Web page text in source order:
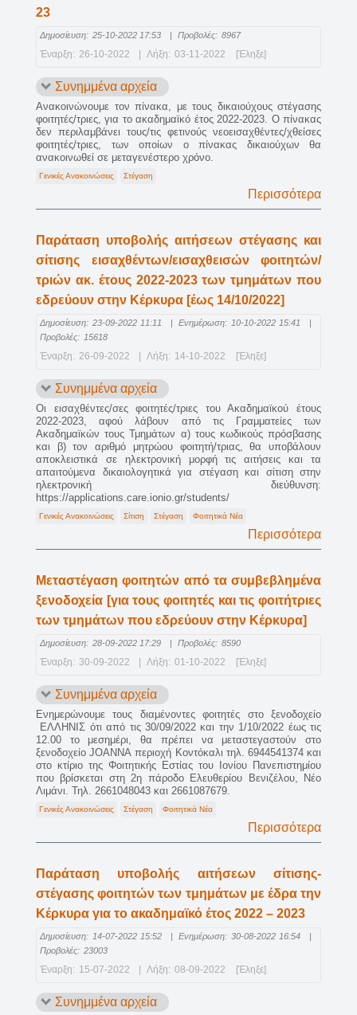
23
Δημοσίευση: 25-10-2022 17:53 | Προβολές: 8967
Έναρξη: 26-10-2022 Λήξη: 03-11-2022 [Έληξε]
Συνημμένα αρχεία
Ανακοινώνουμε τον πίνακα, με τους δικαιούχους στέγασης
φοιτητές/τριες, για το ακαδημαϊκό έτος 2022-2023. Ο πίνακας
δεν περιλαμβάνει τους/τις φετινούς νεοεισαχθέντες/χθείσες
φοιτητές/τριες, των οποίων ο πίνακας δικαιούχων θα
ανακοινωθεί σε μεταγενέστερο χρόνο.
Γενικές Ανακοινώσεις Στέγαση
Περισσότερα
Παράταση υποβολής αιτήσεων στέγασης και
σίτισης εισαχθέντων/εισαχθεισών φοιτητών/
τριών ακ. έτους 2022-2023 των τμημάτων που
εδρεύουν στην Κέρκυρα [έως 14/10/2022]
Δημοσίευση: 23-09-2022 11:11 | Ενημέρωση: 10-10-2022 15:41
|
Προβολές: 15618
Έναρξη: 26-09-2022 Λήξη: 14-10-2022 [Έληξε]
Συνημμένα αρχεία
Οι εισαχθέντες/σες φοιτητές/τριες του Ακαδημαϊκού έτους
2022-2023, αφού λάβουν από τις Γραμματείες των
Ακαδημαϊκών τους Τμημάτων α) τους κωδικούς πρόσβασης
και β) τον αριθμό μητρώου φοιτητή/τριας, θα υποβάλουν
αποκλειστικά σε ηλεκτρονική μορφή τις αιτήσεις και τα
απαιτούμενα δικαιολογητικά για στέγαση και σίτιση στην
ηλεκτρονική διεύθυνση:
https://applications.care.ionio.gr/students/
Γενικές Ανακοινώσεις Σίτιση Στέγαση Φοιτητικά Νέα
Περισσότερα
Μεταστέγαση φοιτητών από τα συμβεβλημένα
ξενοδοχεία [για τους φοιτητές και τις φοιτήτριες
των τμημάτων που εδρεύουν στην Κέρκυρα]
Δημοσίευση: 28-09-2022 17:29 | Προβολές: 8590
Έναρξη: 30-09-2022 Λήξη: 01-10-2022 [Έληξε]
Συνημμένα αρχεία
Ενημερώνουμε τους διαμένοντες φοιτητές στο ξενοδοχείο
ΕΛΛΗΝΙΣ ότι από τις 30/09/2022 και την 1/10/2022 έως τις
12.00 το μεσημέρι, θα πρέπει να μεταστεγαστούν στο
ξενοδοχείο JOANNA περιοχή Κοντόκαλι τηλ. 6944541374 και
στο κτίριο της Φοιτητικής Εστίας του Ιονίου Πανεπιστημίου
που βρίσκεται στη 2η πάροδο Ελευθερίου Βενιζέλου, Νέο
Λιμάνι. Τηλ. 2661048043 και 2661087679.
Γενικές Ανακοινώσεις Στέγαση Φοιτητικά Νέα
Περισσότερα
Παράταση υποβολής αιτήσεων σίτισης-
στέγασης φοιτητών των τμημάτων με έδρα την
Κέρκυρα για το ακαδημαϊκό έτος 2022 – 2023
Δημοσίευση: 14-07-2022 15:52 | Ενημέρωση: 30-08-2022 16:54
|
Προβολές: 23003
Έναρξη: 15-07-2022 Λήξη: 08-09-2022 [Έληξε]
Συνημμένα αρχεία